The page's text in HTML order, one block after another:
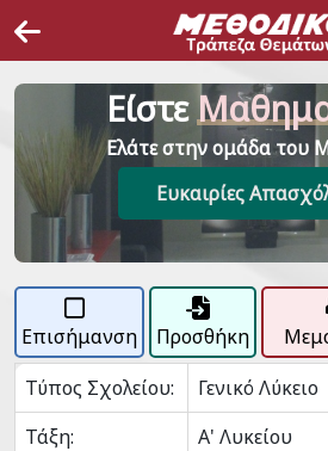
Είστε
Ελάτε στην ομάδα του
Ευκαιρίες
Επισήμανση Προσθήκη
Τύπος Σχολείου:
Γενικό Λύκειο
Τάξη:
Α' Λυκείου